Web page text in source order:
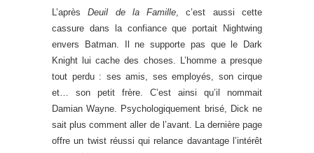
L’aprèsDeuil de la Famille , c’est aussi cette
cassure dans la confiance que portait Nightwing
envers Batman. Il ne supporte pas que le Dark
Knight lui cache des choses. L’homme a presque
tout perdu : ses amis, ses employés, son cirque
et… son petit frère. C’est ainsi qu’il nommait
Damian Wayne. Psychologiquement brisé, Dick ne
sait plus comment aller de l’avant. La dernière page
offre un twist réussi qui relance davantage l’intérêt